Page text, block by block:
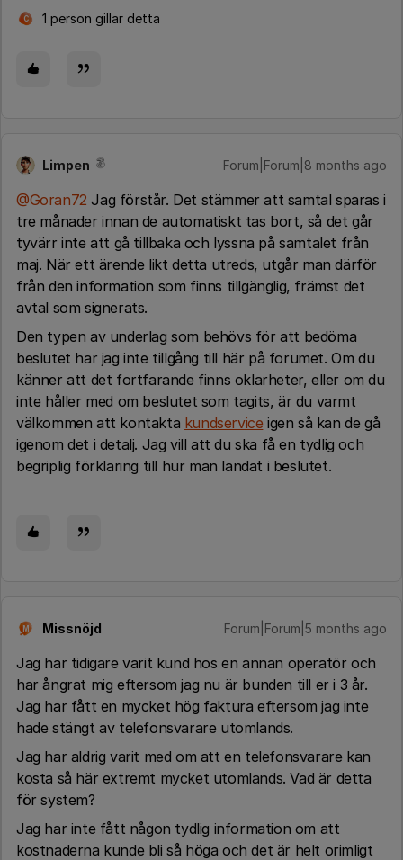
C 1 person gillar detta
Limpen Forum|Forum|8 months ago
@Goran72 Jag förstår. Det stämmer att samtal sparas i
tre månader innan de automatiskt tas bort, så det går
tyvärr inte att gå tillbaka och lyssna på samtalet från
maj. När ett ärende likt detta utreds, utgår man därför
från den information som finns tillgänglig, främst det
avtal som signerats.
Den typen av underlag som behövs för att bedöma
beslutet har jag inte tillgång till här på forumet. Om du
känner att det fortfarande finns oklarheter, eller om du
inte håller med om beslutet som tagits, är du varmt
välkommen att kontakta kundserviceigen så kan de gå
igenom det i detalj. Jag vill att du ska få en tydlig och
begriplig förklaring till hur man landat i beslutet.
M Missnöjd Forum|Forum|5 months ago
Jag har tidigare varit kund hos en annan operatör och
har ångrat mig eftersom jag nu är bunden till er i 3 år.
Jag har fått en mycket hög faktura eftersom jag inte
hade stängt av telefonsvarare utomlands.
Jag har aldrig varit med om att en telefonsvarare kan
kosta så här extremt mycket utomlands. Vad är detta
för system?
Jag har inte fått någon tydlig information om att
kostnaderna kunde bli så höga och det är helt orimligt